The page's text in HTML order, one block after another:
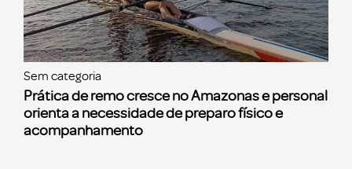
Sem categoria
Prática de remo cresce no Amazonas e personal
orienta a necessidade de preparo físico e
acompanhamento